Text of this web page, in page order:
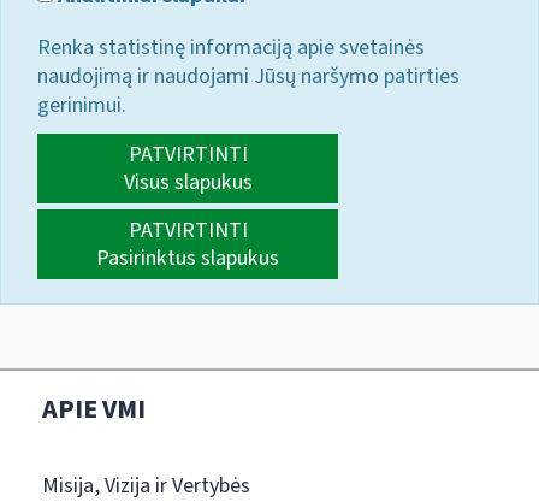
Renka statistinę informaciją apie svetainės
naudojimą ir naudojami Jūsų naršymo patirties
gerinimui.
PATVIRTINTI
Visus slapukus
PATVIRTINTI
Pasirinktus slapukus
APIE VMI
Misija, Vizija ir Vertybės